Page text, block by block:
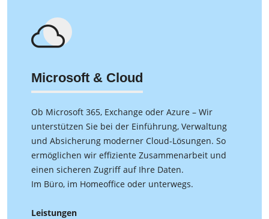
Microsoft & Cloud
Ob Microsoft 365, Exchange oder Azure – Wir
unterstützen Sie bei der Einführung, Verwaltung
und Absicherung moderner Cloud-Lösungen. So
ermöglichen wir effiziente Zusammenarbeit und
einen sicheren Zugriff auf Ihre Daten.
Im Büro, im Homeoffice oder unterwegs.
Leistungen